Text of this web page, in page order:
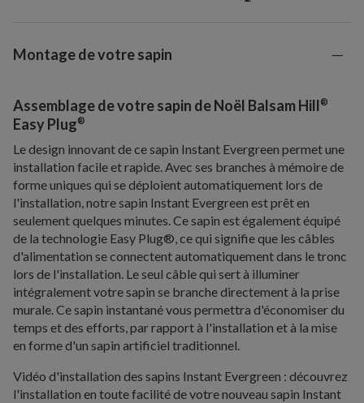
Montage de votre sapin
Assemblage de votre sapin de Noël Balsam Hill®
Easy Plug®
Le design innovant de ce sapin Instant Evergreen permet une
installation facile et rapide. Avec ses branches à mémoire de
forme uniques qui se déploient automatiquement lors de
l'installation, notre sapin Instant Evergreen est prêt en
seulement quelques minutes. Ce sapin est également équipé
de la technologie Easy Plug®, ce qui signifie que les câbles
d'alimentation se connectent automatiquement dans le tronc
lors de l'installation. Le seul câble qui sert à illuminer
intégralement votre sapin se branche directement à la prise
murale. Ce sapin instantané vous permettra d'économiser du
temps et des efforts, par rapport à l'installation et à la mise
en forme d'un sapin artificiel traditionnel.
Vidéo d'installation des sapins Instant Evergreen : découvrez
l'installation en toute facilité de votre nouveau sapin Instant